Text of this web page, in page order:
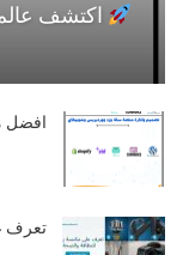
اكتشف
افضل
تعرف